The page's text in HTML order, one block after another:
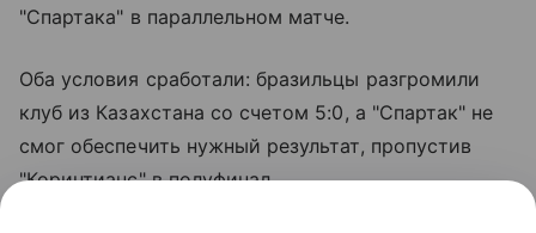
"Спартака" в параллельном матче.
Оба условия сработали: бразильцы разгромили
клуб из Казахстана со счетом 5:0, а "Спартак" не
смог обеспечить нужный результат, пропустив
"Коринтианс" в полуфинал.